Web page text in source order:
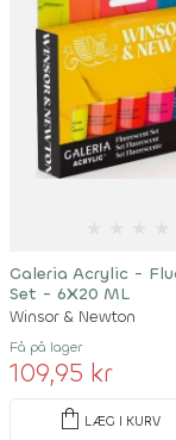
Galeria Acrylic -
Set - 6X20 ML
Winsor & Newton
Få på lager
109,95 kr
shopping_bag LÆG I KURV